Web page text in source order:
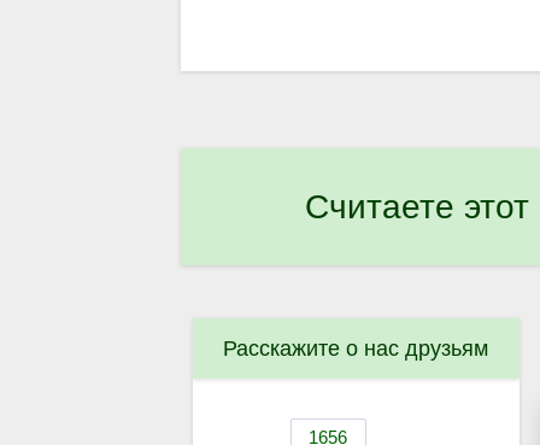
Считаете
Расскажите о нас друзьям